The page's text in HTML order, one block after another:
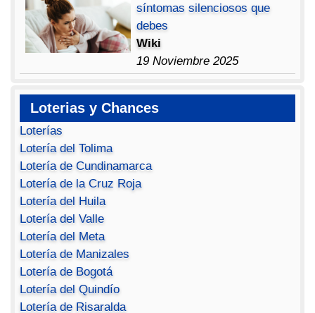
síntomas silenciosos que
debes
Wiki
19 Noviembre 2025
Loterias y Chances
Loterías
Lotería del Tolima
Lotería de Cundinamarca
Lotería de la Cruz Roja
Lotería del Huila
Lotería del Valle
Lotería del Meta
Lotería de Manizales
Lotería de Bogotá
Lotería del Quindío
Lotería de Risaralda